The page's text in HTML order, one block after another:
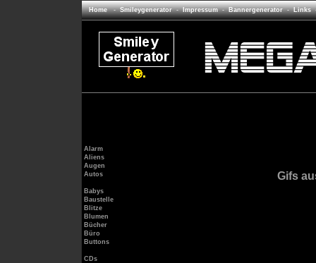
Home-Smileygenerator -Impressum -Bannergenerator -Links
Alarm
Aliens
Augen
Autos
Babys
Baustelle
Blitze
Blumen
Bücher
Büro
Buttons
CDs
Gifs